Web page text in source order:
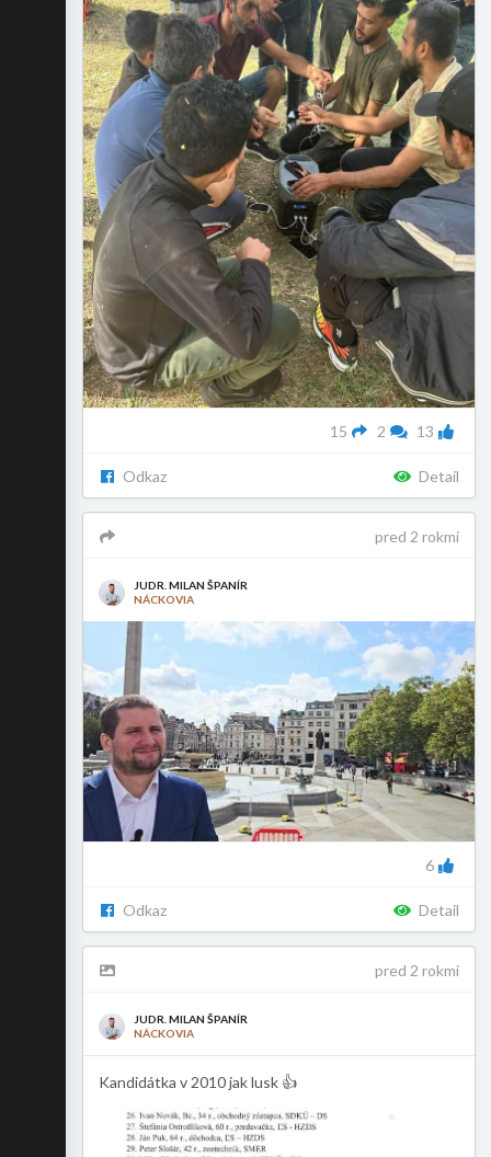
13
2
15
Odkaz Detail
pred 2 rokmi
JUDR. MILAN ŠPANÍR
NÁCKOVIA
6
Odkaz Detail
pred 2 rokmi
JUDR. MILAN ŠPANÍR
NÁCKOVIA
Kandidátka v 2010 jak lusk 👍